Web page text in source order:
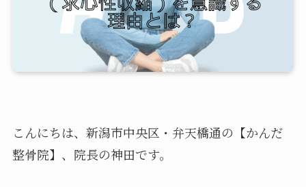
こんにちは、新潟市中央区・弁天橋通の【かんだ
整骨院】、院長の神田です。